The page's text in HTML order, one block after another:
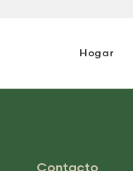
Hogar
Contacto